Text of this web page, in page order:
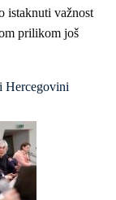
istaknuti važnost
prilikom još
Hercegovini